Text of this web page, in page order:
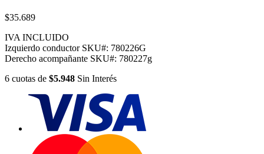
$35.689
IVA INCLUIDO
Izquierdo conductor SKU#: 780226G
Derecho acompañante SKU#: 780227g
6 cuotas de $5.948 Sin Interés